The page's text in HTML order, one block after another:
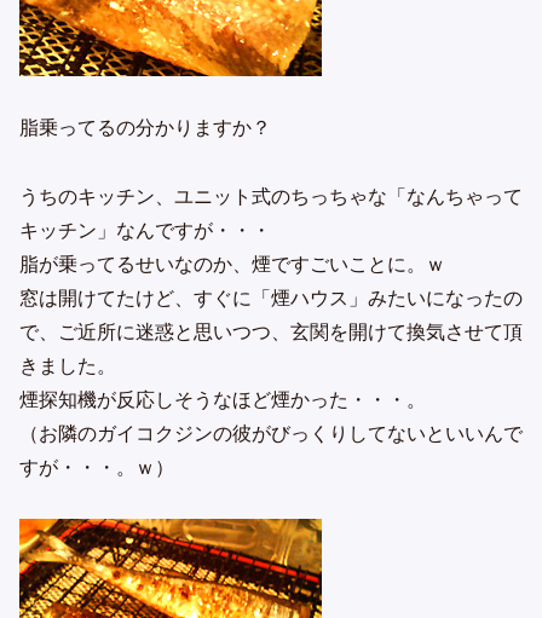
脂乗ってるの分かりますか？
うちのキッチン、ユニット式のちっちゃな「なんちゃって
キッチン」なんですが・・・
脂が乗ってるせいなのか、煙ですごいことに。ｗ
窓は開けてたけど、すぐに「煙ハウス」みたいになったの
で、ご近所に迷惑と思いつつ、玄関を開けて換気させて頂
きました。
煙探知機が反応しそうなほど煙かった・・・。
（お隣のガイコクジンの彼がびっくりしてないといいんで
すが・・・。ｗ）